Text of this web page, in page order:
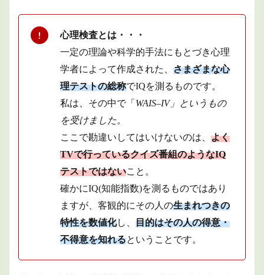
心理検査とは・・・
一定の理論や科学的手法にもとづき心理
学者によって作成された、 さまざまな心
理テストの総称でIQを測るものです。
私は、その中で「 WAIS–IV」というもの
を受けました。
ここで勘違いしてはいけないのは、 よく
TVで行っているクイズ番組のようなIQ
テストではないこと。
確かにIQ(知能指数)を測るものではあり
ますが、客観的にその人の生まれつきの
特性を数値化し、 目的はその人の得意・
不得意を知れるということです。